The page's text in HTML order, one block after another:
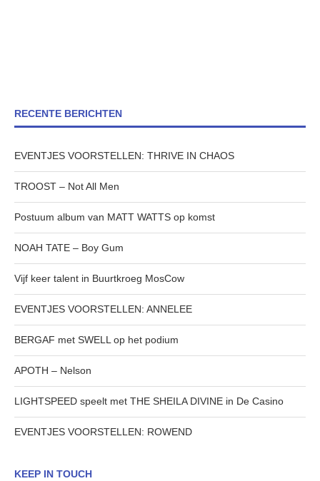
RECENTE BERICHTEN
EVENTJES VOORSTELLEN: THRIVE IN CHAOS
TROOST – Not All Men
Postuum album van MATT WATTS op komst
NOAH TATE – Boy Gum
Vijf keer talent in Buurtkroeg MosCow
EVENTJES VOORSTELLEN: ANNELEE
BERGAF met SWELL op het podium
APOTH – Nelson
LIGHTSPEED speelt met THE SHEILA DIVINE in De Casino
EVENTJES VOORSTELLEN: ROWEND
KEEP IN TOUCH